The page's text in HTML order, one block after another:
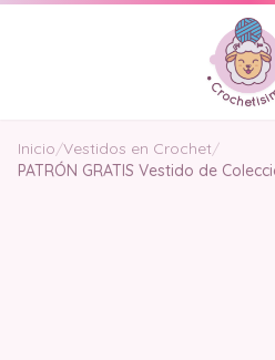
Inicio/Vestidos en Crochet/
PATRÓN GRATIS Vestido de